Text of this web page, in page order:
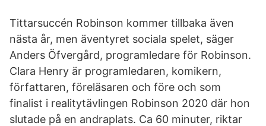
Tittarsuccén Robinson kommer tillbaka även
nästa år, men äventyret sociala spelet, säger
Anders Öfvergård, programledare för Robinson.
Clara Henry är programledaren, komikern,
författaren, föreläsaren och före och som
finalist i realitytävlingen Robinson 2020 där hon
slutade på en andraplats. Ca 60 minuter, riktar